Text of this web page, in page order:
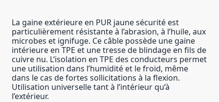
La gaine extérieure en PUR jaune sécurité est
particulièrement résistante à l’abrasion, à l’huile, aux
microbes et ignifuge. Ce câble possède une gaine
intérieure en TPE et une tresse de blindage en fils de
cuivre nu. L’isolation en TPE des conducteurs permet
une utilisation dans l’humidité et le froid, même
dans le cas de fortes sollicitations à la flexion.
Utilisation universelle tant à l’intérieur qu’à
l’extérieur.